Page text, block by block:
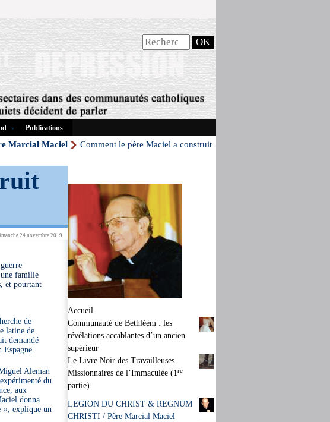
Publications
Marcial Maciel
Comment le père Maciel a construit
24 novembre 2019
famille
et pourtant
de
latine de
demandé
Aleman
du
aux
donna
», explique un
Accueil
Communauté de Bethléem : les
révélations accablantes d’un ancien
supérieur
Le Livre Noir des Travailleuses
Missionnaires de l’Immaculée (1re
partie)
LEGION DU CHRIST & REGNUM
CHRISTI / Père Marcial Maciel